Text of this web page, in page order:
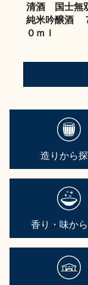
清酒 国士無
純米吟醸酒
０ｍｌ
造りから
香り・味か